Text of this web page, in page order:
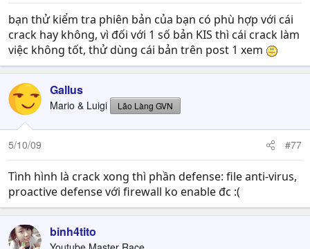
bạn thử kiểm tra phiên bản của bạn có phù hợp với cái
crack hay không, vì đối với 1 số bản KIS thì cái crack làm
việc không tốt, thử dùng cái bản trên post 1 xem
Gallus
Mario & Luigi Lão Làng GVN
5/10/09 #77
Tình hình là crack xong thì phần defense: file anti-virus,
proactive defense với firewall ko enable đc :(
binh4tito